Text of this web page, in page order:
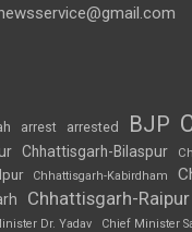
arrest arrested BJP
Chhattisgarh-Bilaspur
Chhattisgarh-Kabirdham
Chhattisgarh-Raipur
Dr. Yadav Chief Minister